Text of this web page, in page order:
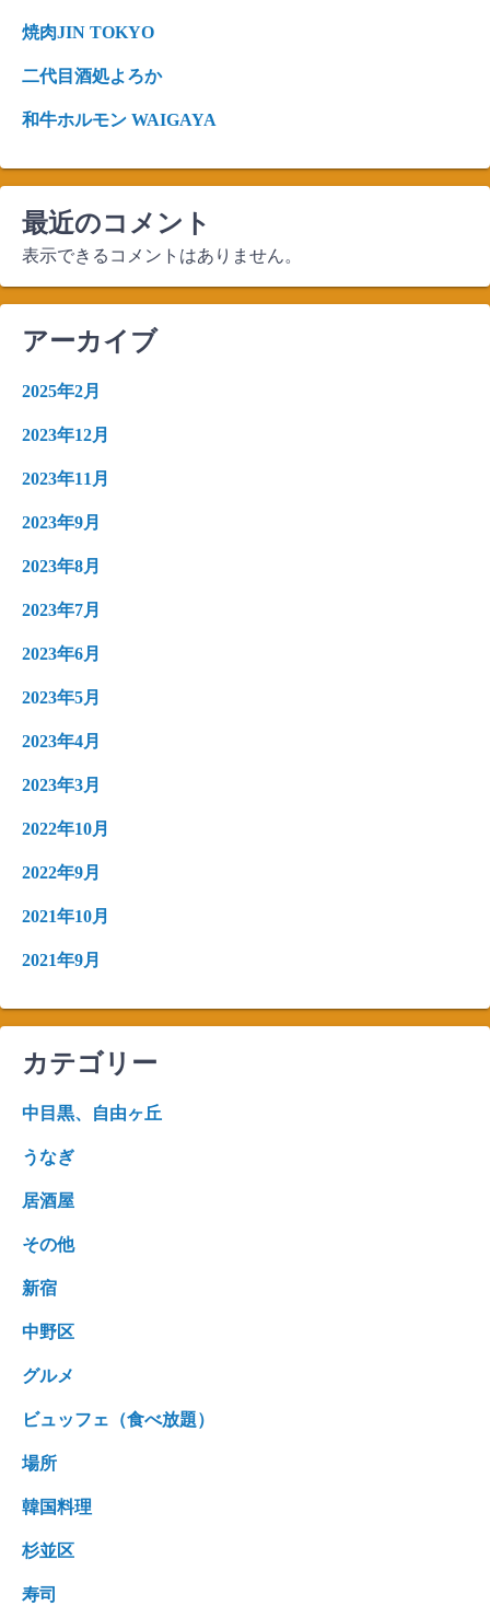
焼肉JIN TOKYO
二代目酒処よろか
和牛ホルモン WAIGAYA
最近のコメント
表示できるコメントはありません。
アーカイブ
2025年2月
2023年12月
2023年11月
2023年9月
2023年8月
2023年7月
2023年6月
2023年5月
2023年4月
2023年3月
2022年10月
2022年9月
2021年10月
2021年9月
カテゴリー
中目黒、自由ヶ丘
うなぎ
居酒屋
その他
新宿
中野区
グルメ
ビュッフェ（食べ放題）
場所
韓国料理
杉並区
寿司